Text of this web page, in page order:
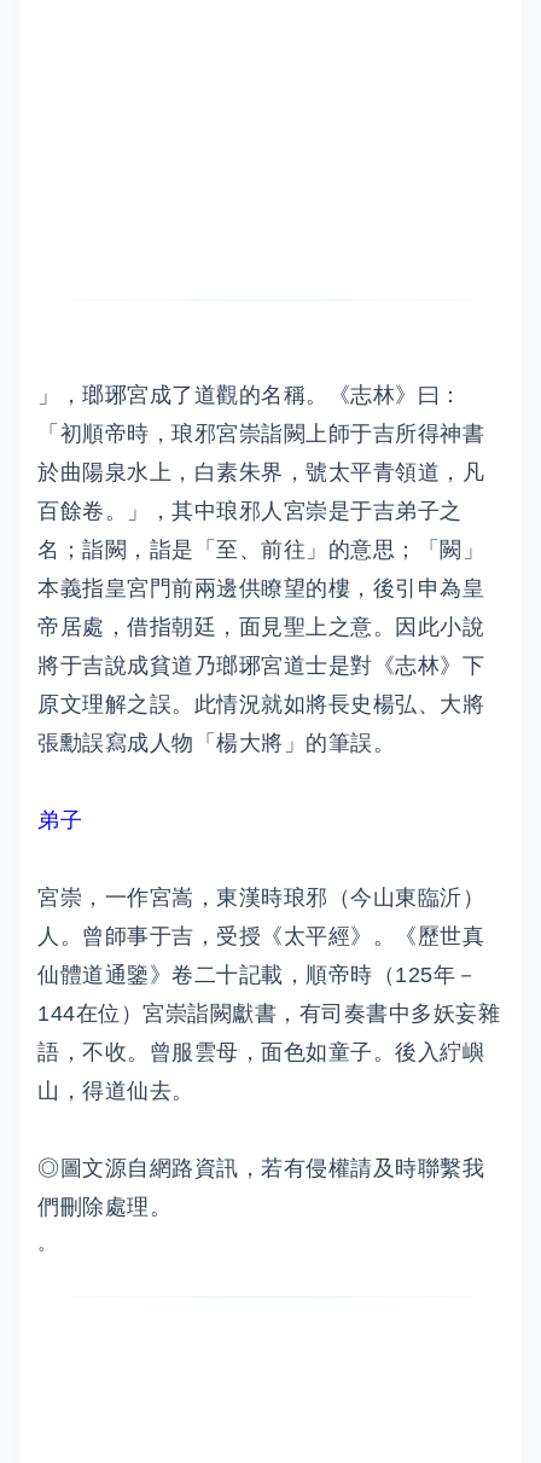
」，瑯琊宮成了道觀的名稱。《志林》曰：
「初順帝時，琅邪宮崇詣闕上師于吉所得神書
於曲陽泉水上，白素朱界，號太平青領道，凡
百餘卷。」，其中琅邪人宮崇是于吉弟子之
名；詣闕，詣是「至、前往」的意思；「闕」
本義指皇宮門前兩邊供瞭望的樓，後引申為皇
帝居處，借指朝廷，面見聖上之意。因此小說
將于吉說成貧道乃瑯琊宮道士是對《志林》下
原文理解之誤。此情況就如將長史楊弘、大將
張勳誤寫成人物「楊大將」的筆誤。
弟子
宮崇，一作宮嵩，東漢時琅邪（今山東臨沂）
人。曾師事于吉，受授《太平經》。《歷世真
仙體道通鑒》卷二十記載，順帝時（125年－
144在位）宮崇詣闕獻書，有司奏書中多妖妄雜
語，不收。曾服雲母，面色如童子。後入紵嶼
山，得道仙去。
◎圖文源自網路資訊，若有侵權請及時聯繫我
們刪除處理。
。